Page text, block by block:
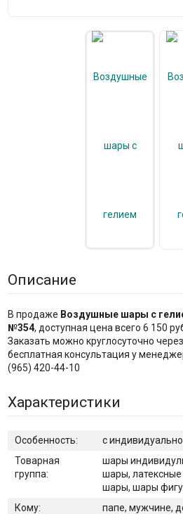
Описание
В продаже Воздушные шары с
№354, доступная цена всего 6 150
Заказать можно круглосуточно
бесплатная консультация у
(965) 420-44-10
Характеристики
Особенность:
с
Товарная
группа:
шары
шары,
шары, шары
Кому:
папе, мужчине,